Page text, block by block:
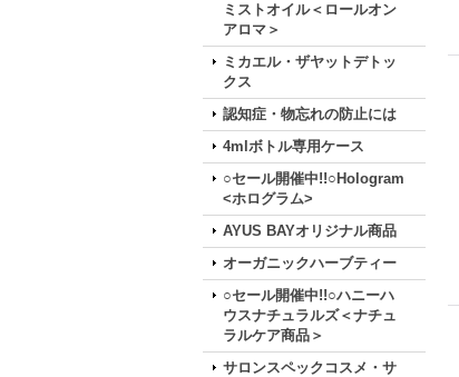
ミストオイル＜ロールオン
アロマ＞
ミカエル・ザヤットデトッ
クス
認知症・物忘れの防止には
4mlボトル専用ケース
○セール開催中!!○Hologram
<ホログラム>
AYUS BAYオリジナル商品
オーガニックハーブティー
○セール開催中!!○ハニーハ
ウスナチュラルズ＜ナチュ
ラルケア商品＞
サロンスペックコスメ・サ